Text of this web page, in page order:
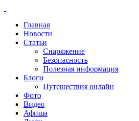
Главная
Новости
Статьи
Снаряжение
Безопасность
Полезная информация
Блоги
Путешествия онлайн
Фото
Видео
Афиша